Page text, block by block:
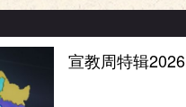
宣教周特辑2026
明 私隐政策|使用条款